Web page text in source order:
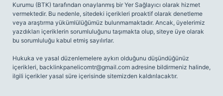
Kurumu (BTK) tarafından onaylanmış bir Yer Sağlayıcı olarak hizmet
vermektedir. Bu nedenle, sitedeki içerikleri proaktif olarak denetleme
veya araştırma yükümlülüğümüz bulunmamaktadır. Ancak, üyelerimiz
yazdıkları içeriklerin sorumluluğunu taşımakta olup, siteye üye olarak
bu sorumluluğu kabul etmiş sayılırlar.
Hukuka ve yasal düzenlemelere aykırı olduğunu düşündüğünüz
içerikleri, backlinkpanelicomtr@gmail.com adresine bildirmeniz halinde,
ilgili içerikler yasal süre içerisinde sitemizden kaldırılacaktır.